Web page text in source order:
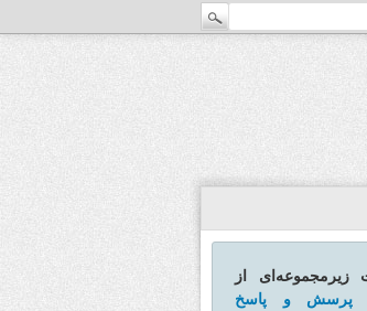
زیرمجموعه‌ای از
پرسش و پاسخ